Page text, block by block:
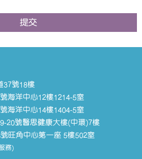
提交
37號18樓
海洋中心12樓1214-5室
海洋中心14樓1404-5室
20號醫思健康大樓(中環)7樓
旺角中心第一座 5樓502室
務)